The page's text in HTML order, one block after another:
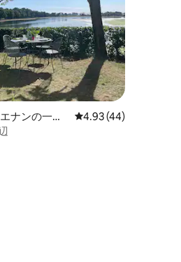
星の平均評価
ナンの一軒
レビュー44件、5つ
4.93 (44)